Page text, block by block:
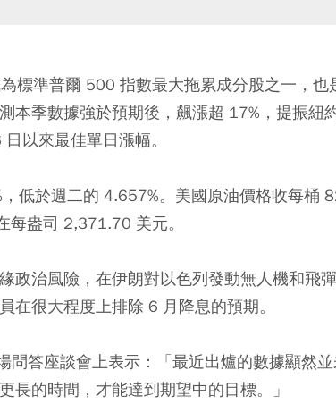
標準普爾 500 指數最大拖累成分股之一，也
本季數據強於預期後，飆漲超 17%，提振紐
以來最佳單日漲幅。
低於週二的 4.657%。美國原油價格收每桶
每盎司 2,371.70 美元。
政治風險，在伊朗對以色列發動無人機和飛
在很大程度上排除 6 月降息的預期。
問答座談會上表示：「最近出爐的數據顯然
長的時間，才能達到期望中的目標。」